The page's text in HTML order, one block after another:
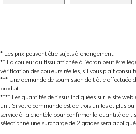
* Les prix peuvent être sujets à changement.
** La couleur du tissu affichée à l'écran peut être
vérification des couleurs réelles, s'il vous plait
*** Une demande de soumission doit être effectuée
produit.
**** Les quantités de tissus indiquées sur le site
uni. Si votre commande est de trois unités et plus
service à la clientèle pour confirmer la quantité de
sélectionné une surcharge de 2 grades sera